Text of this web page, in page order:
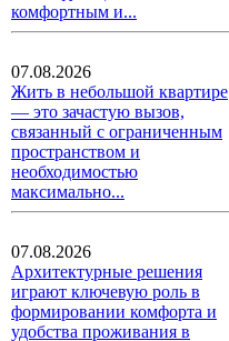
комфортным и...
07.08.2026
Жить в небольшой квартире
— это зачастую вызов,
связанный с ограниченным
пространством и
необходимостью
максимально...
07.08.2026
Архитектурные решения
играют ключевую роль в
формировании комфорта и
удобства проживания в